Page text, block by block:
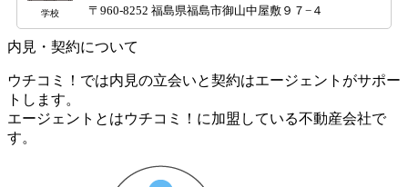
学校 〒960-8252 福島県福島市御山中屋敷９７−４
内見・契約について
ウチコミ！では内見の立会いと契約はエージェントがサポー
トします。
エージェントとはウチコミ！に加盟している不動産会社で
す。